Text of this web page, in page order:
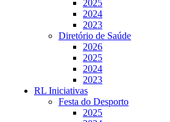
2025
2024
2023
Diretório de Saúde
2026
2025
2024
2023
RL Iniciativas
Festa do Desporto
2025